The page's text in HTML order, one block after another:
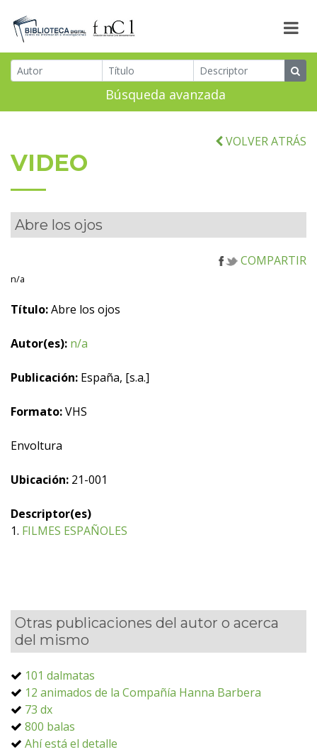
Búsqueda avanzada
VOLVER ATRÁS
VIDEO
Abre los ojos
COMPARTIR
n/a
Título:Abre los ojos
Autor(es): n/a
Publicación: España, [s.a.]
Formato:VHS
Envoltura
Ubicación: 21-001
Descriptor(es)
1. FILMES ESPAÑOLES
Otras publicaciones del autor o acerca
del mismo
101 dalmatas
12 animados de la Compañía Hanna Barbera
73 dx
800 balas
Ahí está el detalle